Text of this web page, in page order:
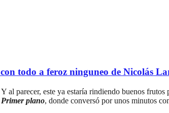
todo a feroz ninguneo de Nicolás
Y al parecer, este ya estaría rindiendo buenos
Primer plano, donde conversó por unos minutos